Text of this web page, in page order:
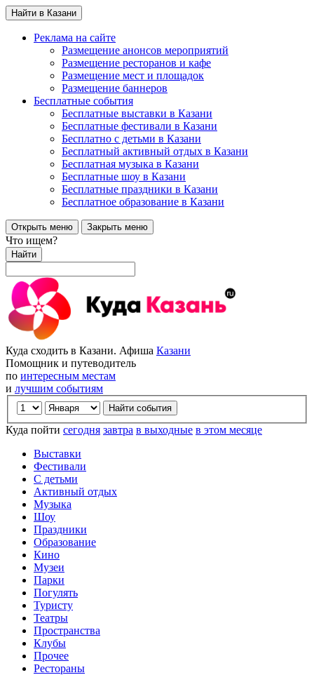
Найти в Казани
Реклама на сайте
Размещение анонсов мероприятий
Размещение ресторанов и кафе
Размещение мест и площадок
Размещение баннеров
Бесплатные события
Бесплатные выставки в Казани
Бесплатные фестивали в Казани
Бесплатно с детьми в Казани
Бесплатный активный отдых в Казани
Бесплатная музыка в Казани
Бесплатные шоу в Казани
Бесплатные праздники в Казани
Бесплатное образование в Казани
Открыть меню Закрыть меню
Что ищем?
Найти
Куда сходить в Казани. Афиша Казани
Помощник и путеводитель
по интересным местам
и лучшим событиям
Куда пойти сегодня завтра в выходные в этом месяце
Выставки
Фестивали
С детьми
Активный отдых
Музыка
Шоу
Праздники
Образование
Кино
Музеи
Парки
Погулять
Туристу
Театры
Пространства
Клубы
Прочее
Рестораны